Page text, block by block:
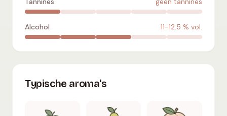
Alcohol 11-12.5 % vol.
Typische aroma's